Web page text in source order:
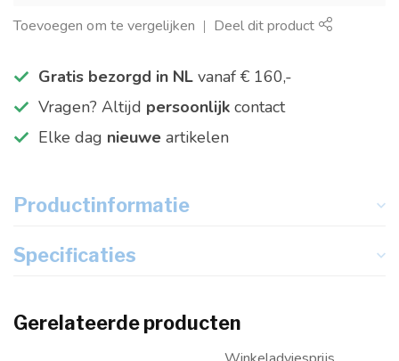
Toevoegen om te vergelijken Deel dit product
Gratis bezorgd in NL vanaf € 160,-
Vragen? Altijd persoonlijk contact
Elke dag nieuwe artikelen
Productinformatie
Specificaties
Gerelateerde producten